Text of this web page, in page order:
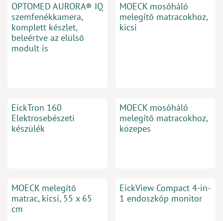
OPTOMED AURORA® IQ
szemfenékkamera,
komplett készlet,
beleértve az elülső
modult is
MOECK mosóháló
melegítő matracokhoz,
kicsi
EickTron 160
Elektrosebészeti
készülék
MOECK mosóháló
melegítő matracokhoz,
közepes
MOECK melegítő
matrac, kicsi, 55 x 65
cm
EickView Compact 4-in-
1 endoszkóp monitor